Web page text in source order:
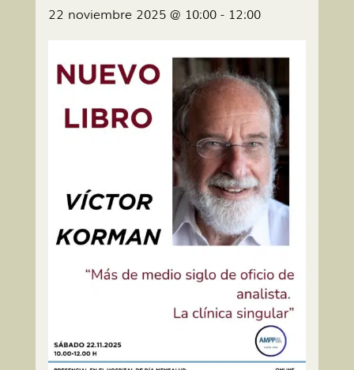
22 noviembre 2025 @ 10:00- 12:00